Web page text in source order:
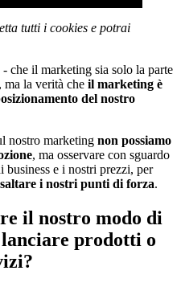
tutti i cookies e potrai
che il marketing sia solo la parte
la verità che il marketing è
del nostro
nostro marketing non possiamo
, ma osservare con sguardo
e i nostri prezzi, per
i nostri punti di forza.
il nostro modo di
prodotti o